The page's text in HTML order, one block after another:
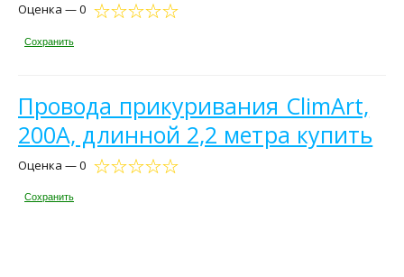
Оценка — 0
Сохранить
Провода прикуривания ClimArt,
200А, длинной 2,2 метра купить
Оценка — 0
Сохранить